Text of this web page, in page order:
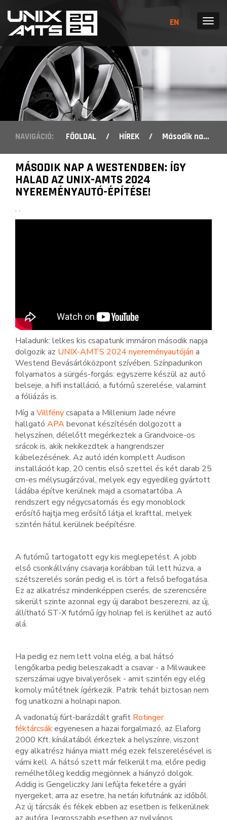
EN MENÜ
NAVIGÁCIÓ: FŐOLDAL / HÍREK / Második nap a Westendben: így halad az UNIX-AMTS 2024 nyereményautó-építése!
MÁSODIK NAP A WESTENDBEN: ÍGY
HALAD AZ UNIX-AMTS 2024
NYEREMÉNYAUTÓ-ÉPÍTÉSE!
. .
Haladunk: lelkes kis csapatunk immáron második napja
dolgozik az UNIX-AMTS 2024 nyereményautóján a
Westend Bevásárlóközpont szívében. Színpadunkon
folyamatos a sürgés-forgás: egyszerre készül az autó
belseje, a hifi installáció, a futómű szerelése, valamint
a fóliázás is.
Míg a Villfénycsapata a Millenium Jade névre
hallgató APAbevonat készítésén dolgozott a
helyszínen, délelőtt megérkeztek a Grandvoice-os
srácok is, akik nekikezdtek a hangrendszer
kábelezésének. Az autó idén komplett Audison
installációt kap, 20 centis első szettel és két darab 25
cm-es mélysugárzóval, melyek egy egyedileg gyártott
ládába építve kerülnek majd a csomatartóba. A
rendszert egy négycsatornás és egy monoblock
erősítő hajtja meg erősítő látja el krafttal, melyek
szintén hátul kerülnek beépítésre.
A futómű tartogatott egy kis meglepetést. A jobb
első csonkállvány csavarja korábban túl lett húzva, a
szétszerelés során pedig el is tört a felső befogatása.
Ez az alkatrész mindenképpen cserés, de szerencsére
sikerült szinte azonnal egy új darabot beszerezni, az új,
állítható ST-X futómű így holnap fel is kerülhet az autó
alá.
Ha pedig ez nem lett volna elég, a bal hátsó
lengőkarba pedig beleszakadt a csavar - a Milwaukee
szerszámai ugye bivalyerősek - amit szintén egy elég
komoly műtétnek ígérkezik. Patrik tehát biztosan nem
fog unatkozni a holnapi napon.
A vadonatúj fúrt-barázdált grafit Rotinger
féktárcsákegyenesen a hazai forgalmazó, az Elaforg
2000 Kft. kínálatából érkeztek a helyszínre, viszont
egy alkatrész hiánya miatt még ezek felszerelésével is
várni kell. A hátsó szett már felkerült ma, előre pedig
remélhetőleg keddig megjönnek a hiányzó dolgok.
Addig is Gengeliczky Jani lefújta feketére a gyári
nyergeket, arra az esetre, ha netán kifutnánk az időből.
Az új tárcsák és fékek ebben az esetben is felkerülnek